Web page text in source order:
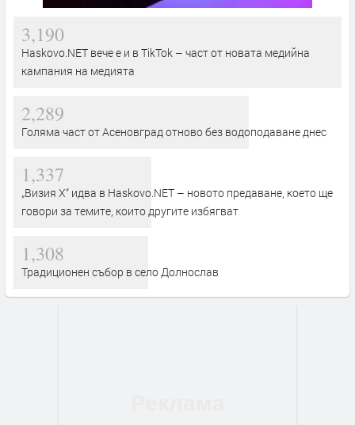
3,190
Haskovo.NET вече е и в TikTok – част от новата медийна
кампания на медията
2,289
Голяма част от Асеновград отново без водоподаване днес
1,337
„Визия Х“ идва в Haskovo.NET – новото предаване, което ще
говори за темите, които другите избягват
1,308
Традиционен събор в село Долнослав